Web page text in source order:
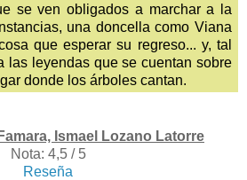
se ven obligados a marchar a la
una doncella como Viana
que esperar su regreso... y, tal
las leyendas que se cuentan sobre
donde los árboles cantan.
Ismael Lozano Latorre
Nota: 4,5 / 5
Reseña